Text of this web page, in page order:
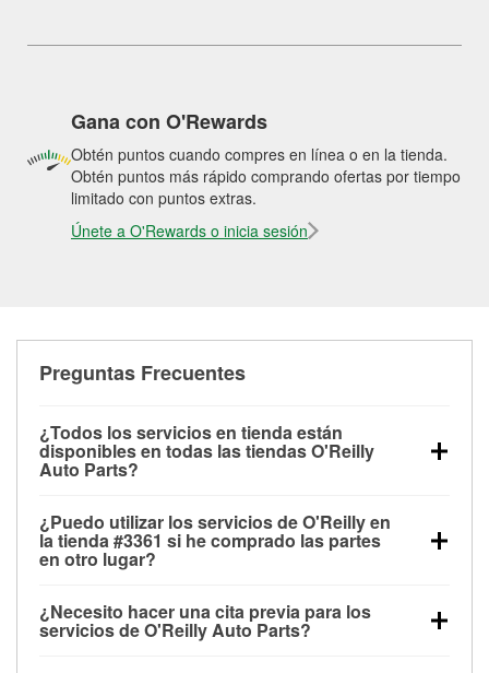
Gana con O'Rewards
Obtén puntos cuando compres en línea o en la tienda.
Obtén puntos más rápido comprando ofertas por tiempo
limitado con puntos extras.
Únete a O'Rewards o inicia sesión
Preguntas Frecuentes
¿Todos los servicios en tienda están
disponibles en todas las tiendas O'Reilly
Auto Parts?
las pruebas de batería, pruebas de alternador y
motor de arranque, revisión de la luz “Check Engine”
con O'Reilly VeriScan® e instalación de
limpiaparabrisas o bombillas, están disponibles en
todas las tiendas O'Reilly Auto Parts. La tienda
¿Puedo utilizar los servicios de O'Reilly en
la tienda #3361 si he comprado las partes
en otro lugar?
de O'Reilly Auto Parts que estén disponibles en la
tienda #3361 de Lake Orion, MI aunque hayas
¿Necesito hacer una cita previa para los
servicios de O'Reilly Auto Parts?